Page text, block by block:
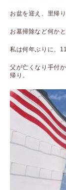
お盆を迎え、里帰
お墓掃除など何か
私は何年ぶりに、
父が亡くなり手付
帰り。